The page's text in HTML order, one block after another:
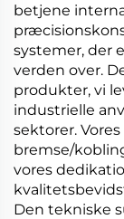
betjene
systemer, der
verden over.
produkter, vi
industrielle
sektorer.
bremse/
vores
Den tekniske